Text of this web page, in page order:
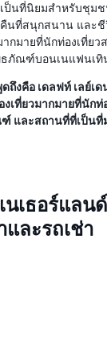
ป็นที่นิยมสำหรับชุม
คืนที่สนุกสนาน และ
กมายที่นักท่องเที่ยว
ธภัณฑ์บอนเนแฟนเ
ถึงคือ เดลฟท์ เลย์เ
เที่ยวมากมายที่นักท่
และสถานที่ที่เป็นที่
นเธอร์แลน
และรถเช่า